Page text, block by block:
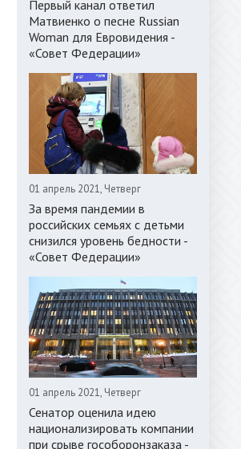
Первый канал ответил
Матвиенко о песне Russian
Woman для Евровидения -
«Совет Федерации»
01 апрель 2021, Четверг
За время пандемии в
российских семьях с детьми
снизился уровень бедности -
«Совет Федерации»
01 апрель 2021, Четверг
Сенатор оценила идею
национализировать компании
при срыве гособоронзаказа -